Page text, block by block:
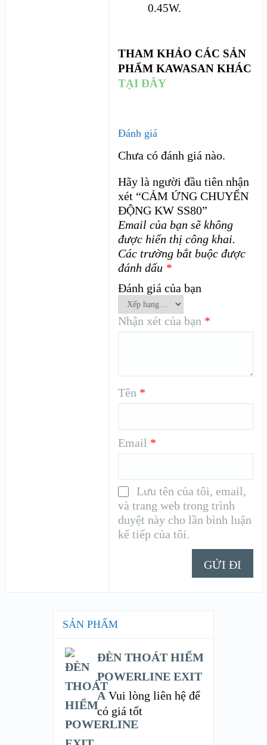
0.45W.
THAM KHẢO CÁC SẢN
PHẨM KAWASAN KHÁC
TẠI ĐÂY
Đánh giá
Chưa có đánh giá nào.
Hãy là người đầu tiên nhận
xét “CẢM ỨNG CHUYỂN
ĐỘNG KW SS80”
Email của bạn sẽ không
được hiển thị công khai.
Các trường bắt buộc được
đánh dấu *
Đánh giá của bạn
Nhận xét của bạn *
Tên *
Email *
Lưu tên của tôi, email,
và trang web trong trình
duyệt này cho lần bình luận
kế tiếp của tôi.
SẢN PHẨM
ĐÈN THOÁT HIỂM
POWERLINE EXIT
A Vui lòng liên hệ để
có giá tốt